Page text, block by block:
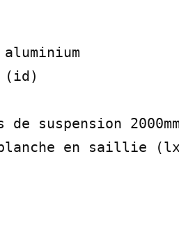
(id)
suspension
en saillie